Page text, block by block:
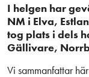
I helgen har
NM i Elva,
tog plats i dels
Gällivare,
Vi sammanfattar